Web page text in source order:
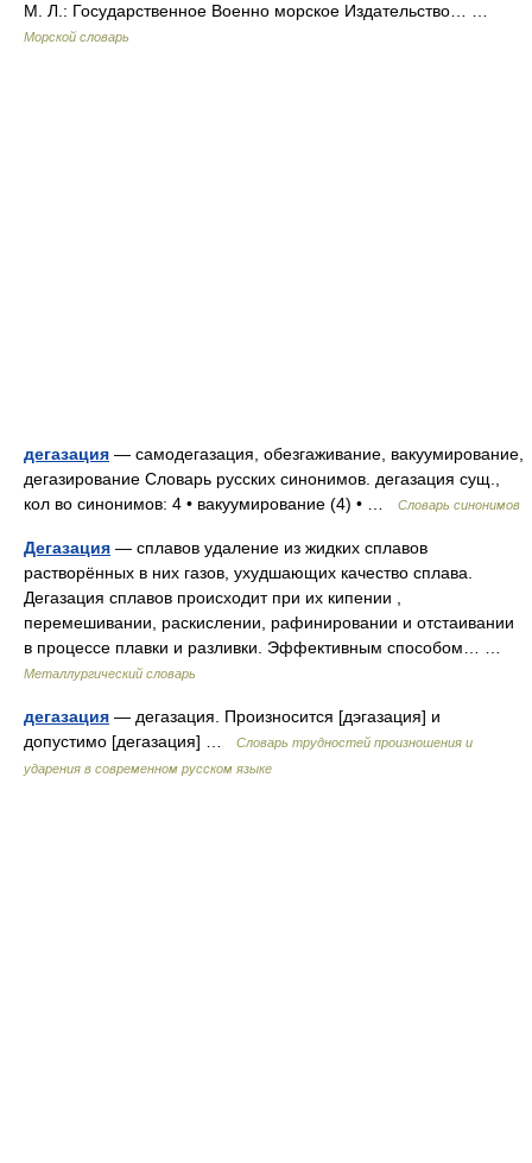
М. Л.: Государственное Военно морское Издательство… …
Морской словарь
дегазация — самодегазация, обезгаживание, вакуумирование,
дегазирование Словарь русских синонимов. дегазация сущ.,
кол во синонимов: 4 • вакуумирование (4) • …
Словарь синонимов
Дегазация — сплавов удаление из жидких сплавов
растворённых в них газов, ухудшающих качество сплава.
Дегазация сплавов происходит при их кипении ,
перемешивании, раскислении, рафинировании и отстаивании
в процессе плавки и разливки. Эффективным способом… …
Металлургический словарь
дегазация — дегазация. Произносится [дэгазация] и
допустимо [дегазация] …
Словарь трудностей произношения и
ударения в современном русском языке